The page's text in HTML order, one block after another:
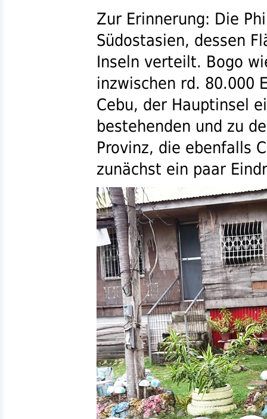
Zur Erinnerung: Die
Südostasien, dessen
Inseln verteilt. Bogo
inzwischen rd. 80.000
Cebu, der Hauptinsel
bestehenden und zu
Provinz, die ebenfalls
zunächst ein paar